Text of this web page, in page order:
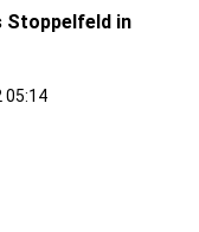
Stoppelfeld in
05:14